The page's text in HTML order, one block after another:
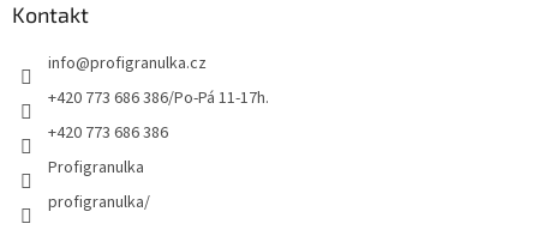
Kontakt
info@profigranulka.cz
+420 773 686 386/Po-Pá 11-17h.
+420 773 686 386
Profigranulka
profigranulka/